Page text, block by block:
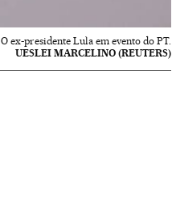
O ex-presidente Lula em evento do PT.
UESLEI MARCELINO (REUTERS)